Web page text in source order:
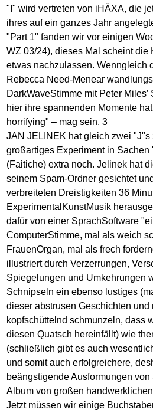
"I" wird vertreten von iHÄXA, die
ihres auf ein ganzes Jahr
"Part 1" fanden wir vor einigen
WZ 03/24), dieses Mal scheint die
etwas nachzulassen. Wenngleich
Rebecca Need-Menear
DarkWaveStimme mit Peter
hier ihre spannenden Momente
horrifying" – mag sein. 3
JAN JELINEK hat gleich zwei "J"s
großartiges Experiment in
(Faitiche) extra noch. Jelinek hat
seinem Spam-Ordner gesichtet
verbreiteten Dreistigkeiten 36
ExperimentalKunstMusik
dafür von einer SprachSoftware
ComputerStimme, mal als weich
FrauenOrgan, mal als frech
illustriert durch Verzerrungen,
Spiegelungen und Umkehrungen
Schnipseln ein ebenso lustiges
dieser abstrusen Geschichten
kopfschüttelnd schmunzeln, dass
diesen Quatsch hereinfällt) wie
(schließlich gibt es auch
und somit auch erfolgreichere,
beängstigende Ausformungen
Album von großen
Jetzt müssen wir einige